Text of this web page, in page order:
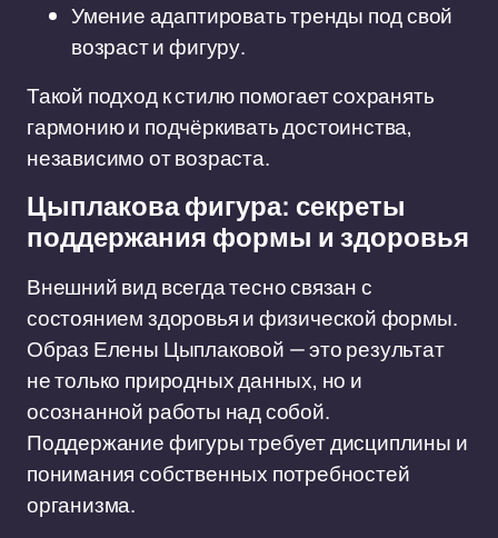
Умение адаптировать тренды под свой
возраст и фигуру.
Такой подход к стилю помогает сохранять
гармонию и подчёркивать достоинства,
независимо от возраста.
Цыплакова фигура: секреты
поддержания формы и здоровья
Внешний вид всегда тесно связан с
состоянием здоровья и физической формы.
Образ Елены Цыплаковой — это результат
не только природных данных, но и
осознанной работы над собой.
Поддержание фигуры требует дисциплины и
понимания собственных потребностей
организма.